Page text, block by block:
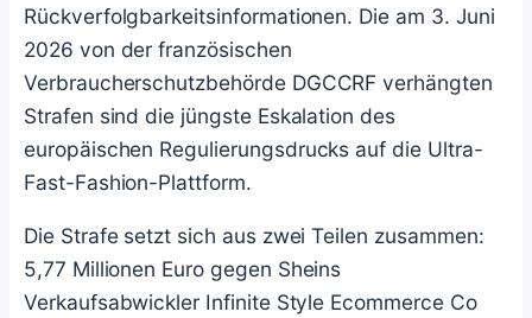
Rückverfolgbarkeitsinformationen. Die am 3. Juni
2026 von der französischen
Verbraucherschutzbehörde DGCCRF verhängten
Strafen sind die jüngste Eskalation des
europäischen Regulierungsdrucks auf die Ultra-
Fast-Fashion-Plattform.
Die Strafe setzt sich aus zwei Teilen zusammen:
5,77 Millionen Euro gegen Sheins
Verkaufsabwickler Infinite Style Ecommerce Co